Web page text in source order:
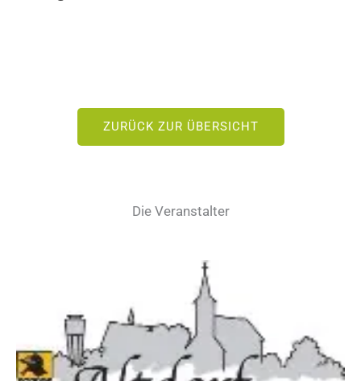
ZURÜCK ZUR ÜBERSICHT
Die Veranstalter